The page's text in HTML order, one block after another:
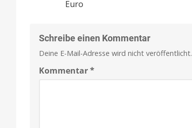
Euro
Schreibe einen Kommentar
Deine E-Mail-Adresse wird nicht veröffentlicht.
Kommentar*